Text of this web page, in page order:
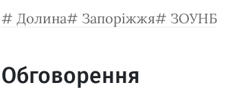
Долина
Запоріжжя ЗОУНБ
Обговорення